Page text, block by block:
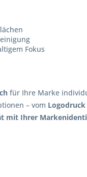
Fokus
für Ihre Marke
– vom Logodruck
mit Ihrer